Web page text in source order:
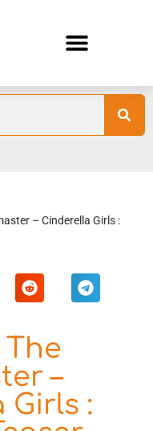
– Cinderella Girls :
The
–
Girls :